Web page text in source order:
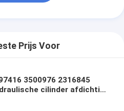
Prijs Voor
3500976 2316845
cilinder afdichting